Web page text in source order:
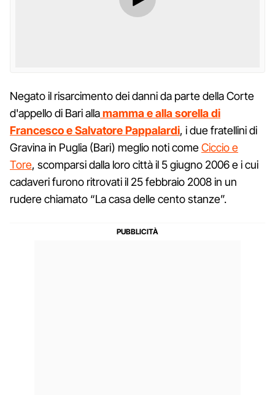
Negato il risarcimento dei danni da parte della Corte
d'appello di Bari allamamma e alla sorella di
Francesco e Salvatore Pappalardi, i due fratellini di
Gravina in Puglia (Bari) meglio noti comeCiccio e
Tore, scomparsi dalla loro città il 5 giugno 2006 e i cui
cadaveri furono ritrovati il 25 febbraio 2008 in un
rudere chiamato “La casa delle cento stanze”.